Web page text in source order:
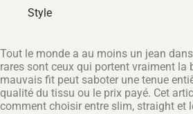
Style
Tout le monde a au moins un jean
rares sont ceux qui portent vraiment la
mauvais fit peut saboter une tenue
qualité du tissu ou le prix payé. Cet
comment choisir entre slim, straight et